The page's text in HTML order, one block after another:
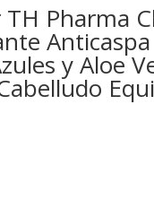
TH Pharma
y Aloe